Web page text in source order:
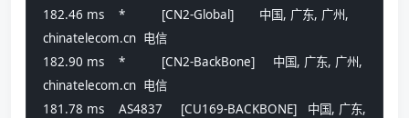
182.46 ms    *          [CN2-Global]       中国, 广东, 广州,
chinatelecom.cn  电信
182.90 ms    *          [CN2-BackBone]     中国, 广东, 广州,
chinatelecom.cn  电信
181.78 ms    AS4837     [CU169-BACKBONE]   中国, 广东,